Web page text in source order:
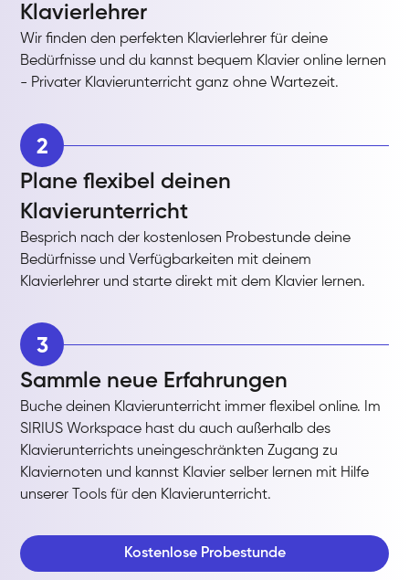
Klavierlehrer
Wir finden den perfekten Klavierlehrer für deine
Bedürfnisse und du kannst bequem Klavier online lernen
- Privater Klavierunterricht ganz ohne Wartezeit.
2
Plane flexibel deinen
Klavierunterricht
Besprich nach der kostenlosen Probestunde deine
Bedürfnisse und Verfügbarkeiten mit deinem
Klavierlehrer und starte direkt mit dem Klavier lernen.
3
Sammle neue Erfahrungen
Buche deinen Klavierunterricht immer flexibel online. Im
SIRIUS Workspace hast du auch außerhalb des
Klavierunterrichts uneingeschränkten Zugang zu
Klaviernoten und kannst Klavier selber lernen mit Hilfe
unserer Tools für den Klavierunterricht.
Kostenlose Probestunde